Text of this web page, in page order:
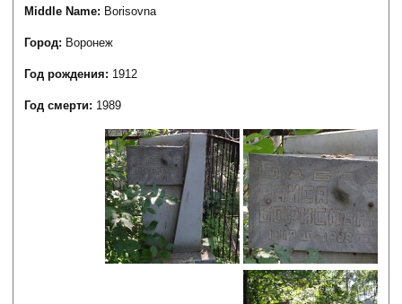
Middle Name: Borisovna
Город: Воронеж
Год рождения: 1912
Год смерти: 1989